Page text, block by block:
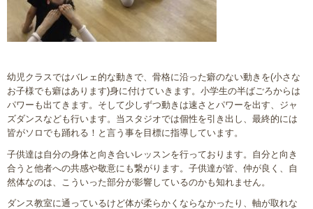
幼児クラスではバレェ的な動きで、骨格に沿った癖のない動きを(小さな
お子様でも癖はあります)身に付けていきます。小学生の半ばごろからは
パワーも出てきます。そして少しずつ動きは速さとパワーを出す、ジャ
ズダンスなども行います。当スタジオでは個性を引き出し、最終的には
皆がソロでも踊れる！と言う事を目標に指導しています。
子供達は自分の身体と向き合いレッスンを行っております。自分と向き
合うと他者への共感や敬意にも繋がります。子供達が皆、仲が良く、自
然体なのは、こういった部分が影響しているのかも知れません。
ダンス教室に通っているけど体が柔らかくならなかったり、軸が取れな